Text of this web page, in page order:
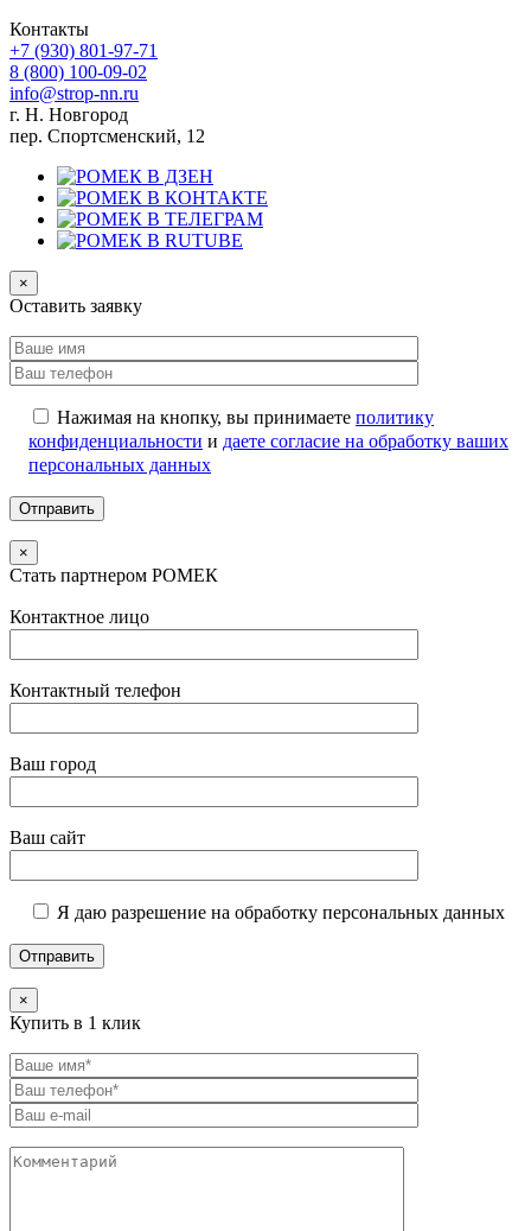
Контакты
+7 (930) 801-97-71
8 (800) 100-09-02
info@strop-nn.ru
г. Н. Новгород
пер. Спортсменский, 12
×
Оставить заявку
Нажимая на кнопку, вы принимаете политику
конфиденциальности и даете согласие на обработку ваших
персональных данных
×
Стать партнером РОМЕК
Контактное лицо
Контактный телефон
Ваш город
Ваш сайт
Я даю разрешение на обработку персональных данных
×
Купить в 1 клик